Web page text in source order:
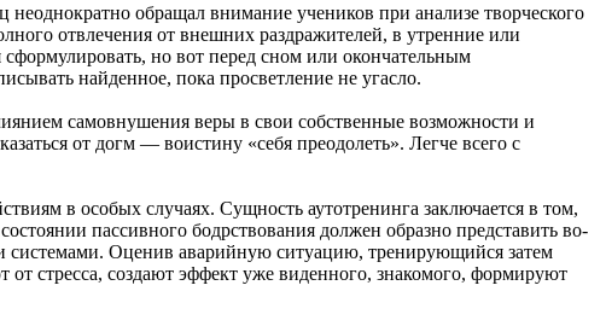
обращал внимание учеников при анализе творческого
отвлечения от внешних раздражителей, в утренние или
но вот перед сном или окончательным
найденное, пока просветление не угасло.
самовнушения веры в свои собственные возможности и
от догм — воистину «себя преодолеть». Легче всего с
в особых случаях. Сущность аутотренинга заключается в том,
пассивного бодрствования должен образно представить во­
системами. Оценив аварийную ситуацию, тренирующийся затем
стресса, создают эффект уже виденного, знакомого, формируют